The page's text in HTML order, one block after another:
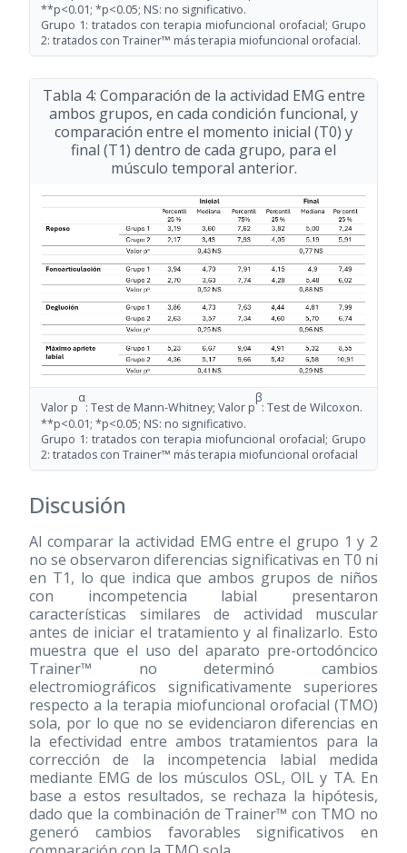
**p<0.01; *p<0.05; NS: no significativo.
Grupo 1: tratados con terapia miofuncional orofacial; Grupo
2: tratados con Trainer™ más terapia miofuncional orofacial.
Tabla 4: Comparación de la actividad EMG entre
ambos grupos, en cada condición funcional, y
comparación entre el momento inicial (T0) y
final (T1) dentro de cada grupo, para el
músculo temporal anterior.
Valor p
α
: Test de Mann-Whitney; Valor p
β
: Test de Wilcoxon.
**p<0.01; *p<0.05; NS: no significativo.
Grupo 1: tratados con terapia miofuncional orofacial; Grupo
2: tratados con Trainer™ más terapia miofuncional orofacial
Discusión
Al comparar la actividad EMG entre el grupo 1 y 2
no se observaron diferencias significativas en T0 ni
en T1, lo que indica que ambos grupos de niños
con incompetencia labial presentaron
características similares de actividad muscular
antes de iniciar el tratamiento y al finalizarlo. Esto
muestra que el uso del aparato pre-ortodóncico
Trainer™ no determinó cambios
electromiográficos significativamente superiores
respecto a la terapia miofuncional orofacial (TMO)
sola, por lo que no se evidenciaron diferencias en
la efectividad entre ambos tratamientos para la
corrección de la incompetencia labial medida
mediante EMG de los músculos OSL, OIL y TA. En
base a estos resultados, se rechaza la hipótesis,
dado que la combinación de Trainer™ con TMO no
generó cambios favorables significativos en